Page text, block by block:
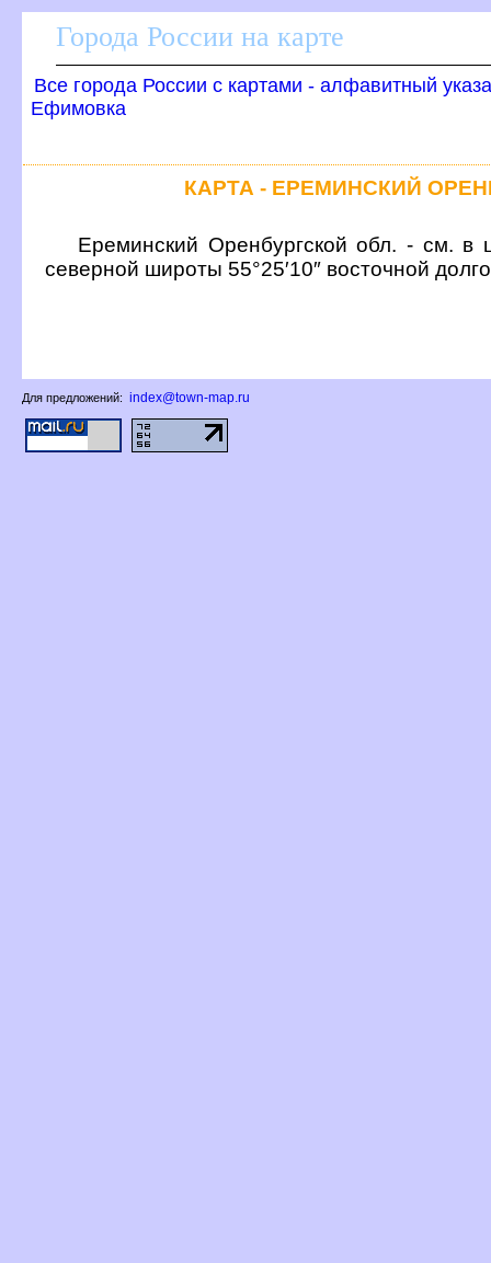
Города России на карте
се города России с картами - алфавитный
Ефимовка
КАРТА - ЕРЕМИНСКИЙ
Ереминский Оренбургской обл. - см. в
северной широты 55°25′10″ восточной
Для предложений: index@town-map.ru